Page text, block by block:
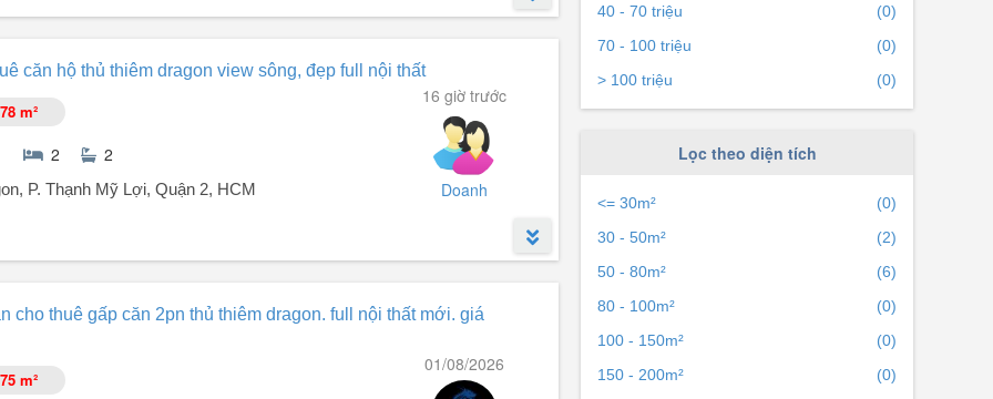
căn hộ thủ thiêm dragon view sông, đẹp full nội thất
16 giờ trước
Doanh
78 m²
2 2
P. Thạnh Mỹ Lợi, Quận 2, HCM
full nội thất.
cho thuê gấp căn 2pn thủ thiêm dragon. full nội thất mới. giá
01/08/2026
75 m²
40 - 70 triệu
(0)
70 - 100 triệu
(0)
> 100 triệu
(0)
Lọc theo diện tích
<= 30m²
(0)
30 - 50m²
(2)
50 - 80m²
(6)
80 - 100m²
(0)
100 - 150m²
(0)
150 - 200m²
(0)